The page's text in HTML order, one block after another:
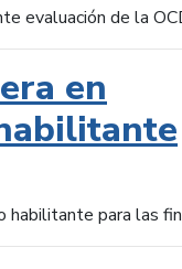
evaluación de la
en
habilitante para las